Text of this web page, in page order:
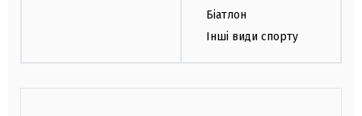
Біатлон
Інші види спорту